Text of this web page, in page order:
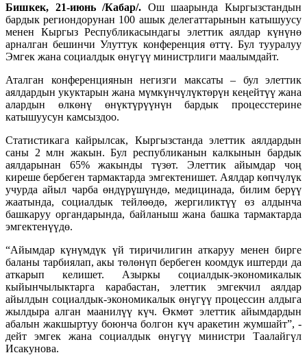
Бишкек, 21-июнь /Кабар/. Ош шаарында Кыргызстандын
бардык региондорунан 100 ашык делегаттарынын катышуусу
менен Кыргыз Республикасындагы элеттик аялдар күнүнө
арналган бешинчи Улуттук конференция өттү. Бул тууралуу
Эмгек жана социалдык өнүгүү министрлиги маалымдайт.
Аталган конференциянын негизги максаты – бул элеттик
аялдардын укуктарын жана мүмкүнчүлүктөрүн кеңейтүү жана
алардын өлкөнү өнүктүрүүнүн бардык процесстерине
катышуусун камсыздоо.
Статистикага кайрылсак, Кыргызстанда элеттик аялдардын
саны 2 млн жакын. Бул республиканын калкынын бардык
аялдарынан 65% жакынды түзөт. Элеттик айымдар чоң
киреше бербеген тармактарда эмгектенишет. Аялдар көпчүлүк
учурда айыл чарба өндүрүшүндө, медицинада, билим берүү
жаатында, социалдык тейлөөдө, жергиликтүү өз алдынча
башкаруу органдарында, байланыш жана башка тармактарда
эмгектенүүдө.
“Айымдар күнүмдүк үй тиричилигин аткаруу менен бирге
баланы тарбиялап, акы төлөнүп бербеген коомдук иштерди да
аткарып келишет. Азыркы социалдык-экономикалык
кыйынчылыктарга карабастан, элеттик эмгекчил аялдар
айылдын социалдык-экономикалык өнүгүү процессин алдыга
жылдыра алган маанилүү күч. Өкмөт элеттик айымдардын
абалын жакшыртуу боюнча болгон күч аракетин жумшайт”, -
дейт эмгек жана социалдык өнүгүү министри Таалайгүл
Исакунова.